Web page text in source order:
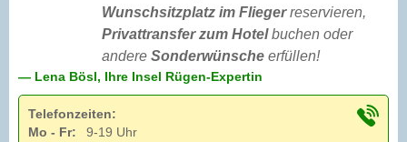
Wunschsitzplatz im Fliegerreservieren,
Privattransfer zum Hotelbuchen oder
andere Sonderwünsche erfüllen!
— Lena Bösl, Ihre Insel Rügen-Expertin
Telefonzeiten:
Mo - Fr:
9-19 Uhr